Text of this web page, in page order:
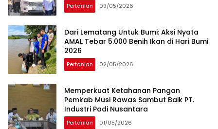
Pertanian 09/05/2026
Dari Lematang Untuk Bumi: Aksi Nyata
AMAL Tebar 5.000 Benih Ikan di Hari Bumi
2026
Pertanian 02/05/2026
Memperkuat Ketahanan Pangan
Pemkab Musi Rawas Sambut Baik PT.
Industri Padi Nusantara
Pertanian 01/05/2026